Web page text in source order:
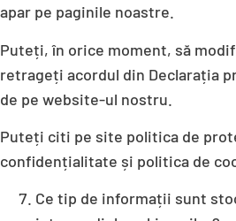
apar pe paginile noastre.
Puteți, în orice moment, să
retrageți acordul din Declarația
de pe website-ul nostru.
Puteți citi pe site politica de
confidențialitate și politica de
Ce tip de informații sunt